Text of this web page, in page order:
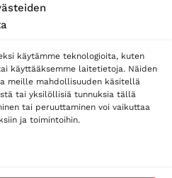
käytämme teknologioita, kuten
käyttääksemme laitetietoja. Näiden
meille mahdollisuuden käsitellä
tai yksilöllisiä tunnuksia tällä
tai peruuttaminen voi vaikuttaa
ja toimintoihin.